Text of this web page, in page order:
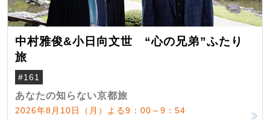
中村雅俊&小日向文世 “心の兄弟”ふたり
旅
#161
あなたの知らない京都旅
2026年8月10日（月）よる9：00～9：54